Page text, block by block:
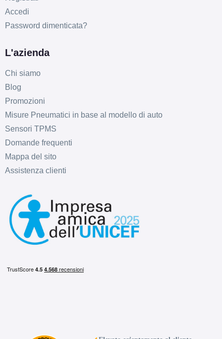
Accedi
Password dimenticata?
L'azienda
Chi siamo
Blog
Promozioni
Misure Pneumatici in base al modello di auto
Sensori TPMS
Domande frequenti
Mappa del sito
Assistenza clienti